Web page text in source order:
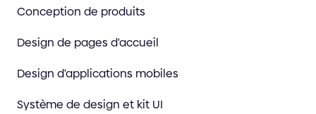
Conception de produits
Design de pages d'accueil
Design d'applications mobiles
Système de design et kit UI